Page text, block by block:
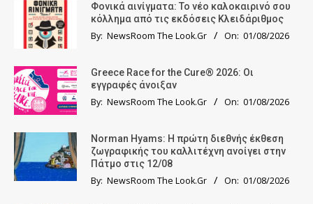
Φονικά αινίγματα: Το νέο καλοκαιρινό σου
κόλλημα από τις εκδόσεις Κλειδάριθμος
By: NewsRoom The Look.Gr On: 01/08/2026
Greece Race for the Cure® 2026: Οι
εγγραφές άνοιξαν
By: NewsRoom The Look.Gr On: 01/08/2026
Norman Hyams: Η πρώτη διεθνής έκθεση
ζωγραφικής του καλλιτέχνη ανοίγει στην
Πάτμο στις 12/08
By: NewsRoom The Look.Gr On: 01/08/2026